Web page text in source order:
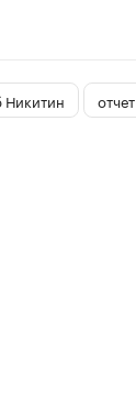
Никитин отчет